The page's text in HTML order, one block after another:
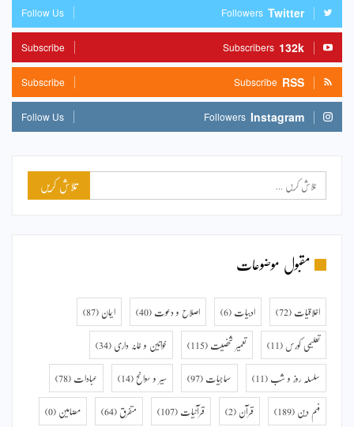
Twitter
Followers
Follow Us
132k
Subscribers
Subscribe
RSS
Subscribe
Subscribe
Instagram
Followers
Follow Us
مقبول موضوعات
اخلاقیات (72) ادبیات (6) اصلاح و دعوت (40) ایمان (87)
تعلیمی کورس (11) تعمیر شخصیت (115) خواتین و خانہ داری (34)
سلسلہ روز و شب (11) سماجیات (97) سیر و سوانح (14) عبادات (78)
فہم دین (189) قرآن (2) قرآنیات (107) متفرق (64) مضامین (0)